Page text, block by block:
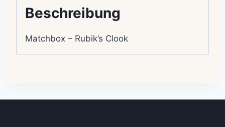
Beschreibung
Matchbox – Rubik’s Clook